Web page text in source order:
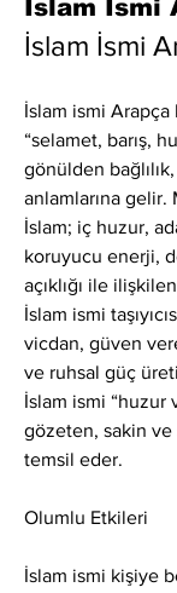
İslam İsmi
İslam İsmi
İslam ismi
“selamet, barış,
gönülden
anlamlarına gelir.
İslam; iç huzur,
koruyucu enerji,
açıklığı ile
İslam ismi
vicdan, güven
ve ruhsal güç
İslam ismi “huzur
gözeten, sakin ve
temsil eder.
Olumlu Etkileri
İslam ismi kişiye